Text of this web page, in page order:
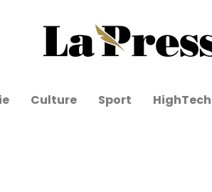
Culture Sport HighTech